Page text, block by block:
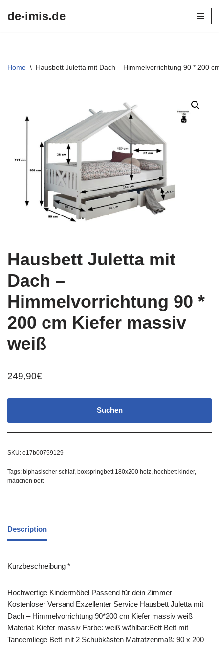
de-imis.de
Home \ Hausbett Juletta mit Dach – Himmelvorrichtung 90 * 200
Hausbett Juletta mit
Dach –
Himmelvorrichtung 90 *
200 cm Kiefer massiv
weiß
249,90€
Suchen
SKU: e17b00759129
Tags: biphasischer schlaf, boxspringbett 180x200 holz hochbett kinder,
mädchen bett
Description
Kurzbeschreibung *
Hochwertige Kindermöbel Passend für dein Zimmer
Kostenloser Versand Exzellenter Service Hausbett Juletta mit
Dach – Himmelvorrichtung 90*200 cm Kiefer massiv weiß
Material: Kiefer massiv Farbe: weiß wählbar:Bett Bett mit
Tandemliege Bett mit 2 Schubkästen Matratzenmaß: 90 x 200